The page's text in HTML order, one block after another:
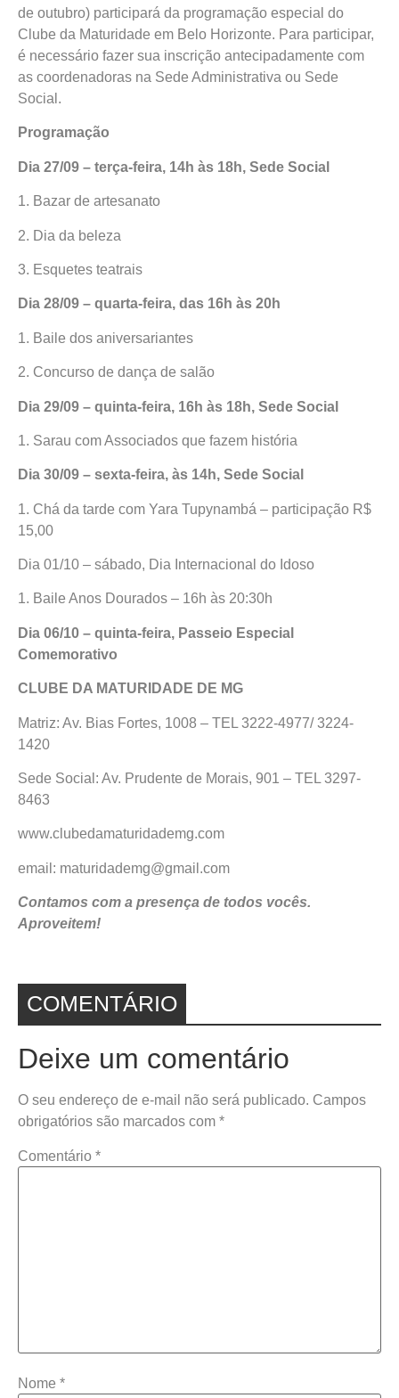
de outubro) participará da programação especial do
Clube da Maturidade em Belo Horizonte. Para participar,
é necessário fazer sua inscrição antecipadamente com
as coordenadoras na Sede Administrativa ou Sede
Social.
Programação
Dia 27/09 – terça-feira, 14h às 18h, Sede Social
1. Bazar de artesanato
2. Dia da beleza
3. Esquetes teatrais
Dia 28/09 – quarta-feira, das 16h às 20h
1. Baile dos aniversariantes
2. Concurso de dança de salão
Dia 29/09 – quinta-feira, 16h às 18h, Sede Social
1. Sarau com Associados que fazem história
Dia 30/09 – sexta-feira, às 14h, Sede Social
1. Chá da tarde com Yara Tupynambá – participação R$
15,00
Dia 01/10 – sábado, Dia Internacional do Idoso
1. Baile Anos Dourados – 16h às 20:30h
Dia 06/10 – quinta-feira, Passeio Especial
Comemorativo
CLUBE DA MATURIDADE DE MG
Matriz: Av. Bias Fortes, 1008 – TEL 3222-4977/ 3224-
1420
Sede Social: Av. Prudente de Morais, 901 – TEL 3297-
8463
www.clubedamaturidademg.com
email: maturidademg@gmail.com
Contamos com a presença de todos vocês.
Aproveitem!
COMENTÁRIO
Deixe um comentário
O seu endereço de e-mail não será publicado. Campos
obrigatórios são marcados com *
Comentário *
Nome *